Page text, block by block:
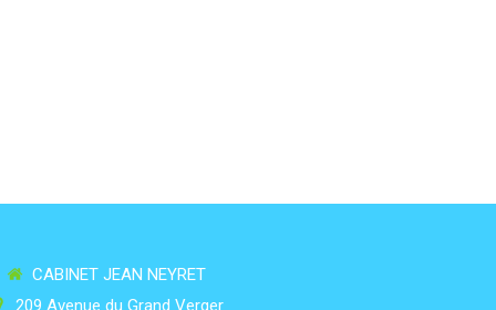
CABINET JEAN NEYRET
209 Avenue du Grand Verger